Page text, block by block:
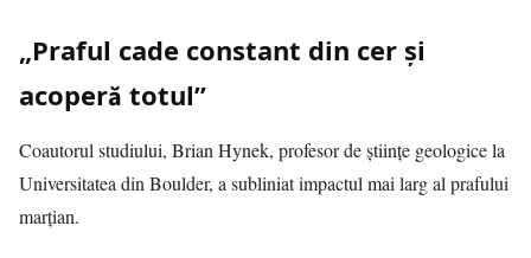
„Praful cade constant din cer și
acoperă totul”
Coautorul studiului, Brian Hynek, profesor de științe geologice la
Universitatea din Boulder, a subliniat impactul mai larg al prafului
marțian.